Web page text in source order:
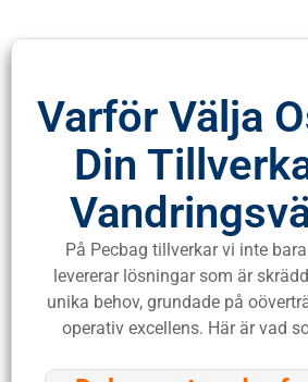
Varför Välja
Din
På Pecbag tillverkar vi inte
levererar lösningar som är
unika behov, grundade på
operativ excellens. Här är vad